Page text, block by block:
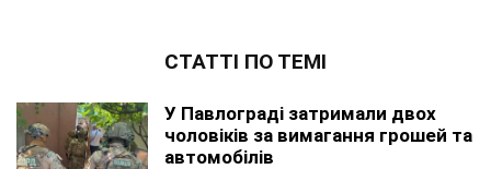
СТАТТІ ПО ТЕМІ
У Павлограді затримали двох
чоловіків за вимагання грошей та
автомобілів